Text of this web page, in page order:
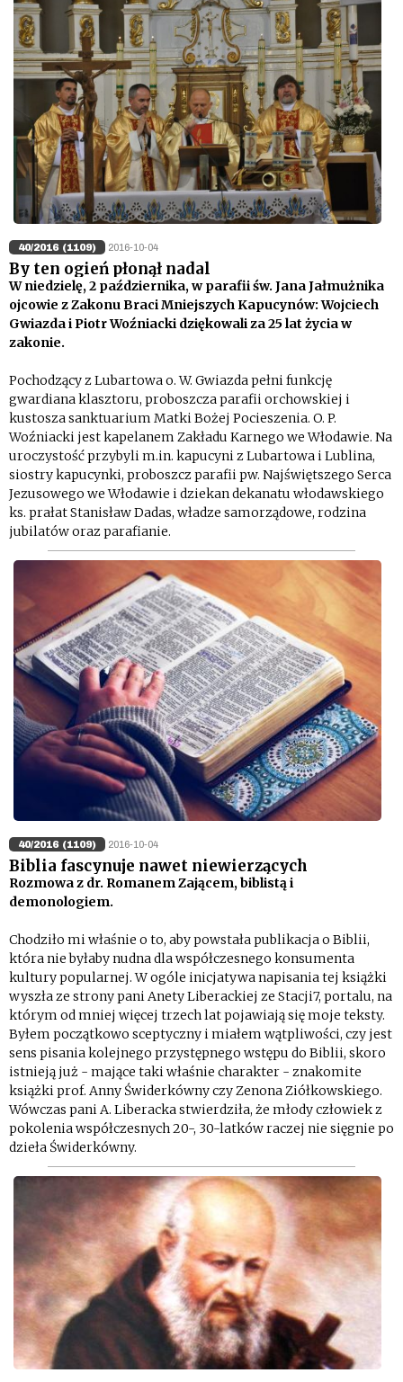
40/2016 (1109) 2016-10-04
By ten ogień płonął nadal
W niedzielę, 2 października, w parafii św. Jana Jałmużnika
ojcowie z Zakonu Braci Mniejszych Kapucynów: Wojciech
Gwiazda i Piotr Woźniacki dziękowali za 25 lat życia w
zakonie.
Pochodzący z Lubartowa o. W. Gwiazda pełni funkcję
gwardiana klasztoru, proboszcza parafii orchowskiej i
kustosza sanktuarium Matki Bożej Pocieszenia. O. P.
Woźniacki jest kapelanem Zakładu Karnego we Włodawie. Na
uroczystość przybyli m.in. kapucyni z Lubartowa i Lublina,
siostry kapucynki, proboszcz parafii pw. Najświętszego Serca
Jezusowego we Włodawie i dziekan dekanatu włodawskiego
ks. prałat Stanisław Dadas, władze samorządowe, rodzina
jubilatów oraz parafianie.
40/2016 (1109) 2016-10-04
Biblia fascynuje nawet niewierzących
Rozmowa z dr. Romanem Zającem, biblistą i
demonologiem.
Chodziło mi właśnie o to, aby powstała publikacja o Biblii,
która nie byłaby nudna dla współczesnego konsumenta
kultury popularnej. W ogóle inicjatywa napisania tej książki
wyszła ze strony pani Anety Liberackiej ze Stacji7, portalu, na
którym od mniej więcej trzech lat pojawiają się moje teksty.
Byłem początkowo sceptyczny i miałem wątpliwości, czy jest
sens pisania kolejnego przystępnego wstępu do Biblii, skoro
istnieją już - mające taki właśnie charakter - znakomite
książki prof. Anny Świderkówny czy Zenona Ziółkowskiego.
Wówczas pani A. Liberacka stwierdziła, że młody człowiek z
pokolenia współczesnych 20-, 30-latków raczej nie sięgnie po
dzieła Świderkówny.